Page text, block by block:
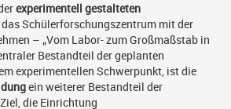
experimentell gestalteten
Schülerforschungszentrum mit der
– „Vom Labor- zum Großmaßstab in
Bestandteil der geplanten
experimentellen Schwerpunkt, ist die
ein weiterer Bestandteil der
die Einrichtung